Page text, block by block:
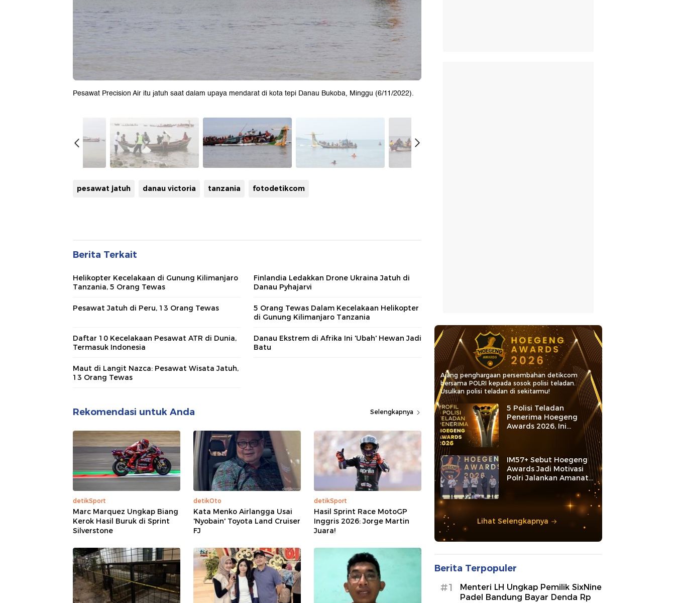
Pesawat Precision Air itu jatuh saat dalam upaya mendarat di kota tepi Danau Bukoba, Minggu (6/11/2022).
pesawat jatuh danau victoria tanzania fotodetikcom
Berita Terkait
Helikopter Kecelakaan di Gunung Kilimanjaro
Tanzania, 5 Orang Tewas
Finlandia Ledakkan Drone Ukraina Jatuh di
Danau Pyhajarvi
Pesawat Jatuh di Peru, 13 Orang Tewas
5 Orang Tewas Dalam Kecelakaan Helikopter
di Gunung Kilimanjaro Tanzania
Daftar 10 Kecelakaan Pesawat ATR di Dunia,
Termasuk Indonesia
Danau Ekstrem di Afrika Ini 'Ubah' Hewan Jadi
Batu
Maut di Langit Nazca: Pesawat Wisata Jatuh,
13 Orang Tewas
Rekomendasi untuk Anda Selengkapnya
detikSport
Marc Marquez Ungkap Biang
Kerok Hasil Buruk di Sprint
Silverstone
detikOto
Kata Menko Airlangga Usai
'Nyobain' Toyota Land Cruiser
FJ
detikSport
Hasil Sprint Race MotoGP
Inggris 2026: Jorge Martin
Juara!
Ajang penghargaan persembahan detikcom
bersama POLRI kepada sosok polisi teladan.
Usulkan polisi teladan di sekitarmu!
5 Polisi Teladan
Penerima Hoegeng
Awards 2026, Ini
Kategori dan Kiprahnya
IM57+ Sebut Hoegeng
Awards Jadi Motivasi
Polri Jalankan Amanat
Lihat Selengkapnya
Berita Terpopuler
#1
Menteri LH Ungkap Pemilik SixNine
Padel Bandung Bayar Denda Rp